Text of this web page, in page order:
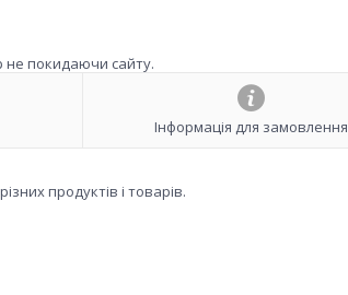
не покидаючи сайту.
Інформація для замовлення
продуктів і товарів.